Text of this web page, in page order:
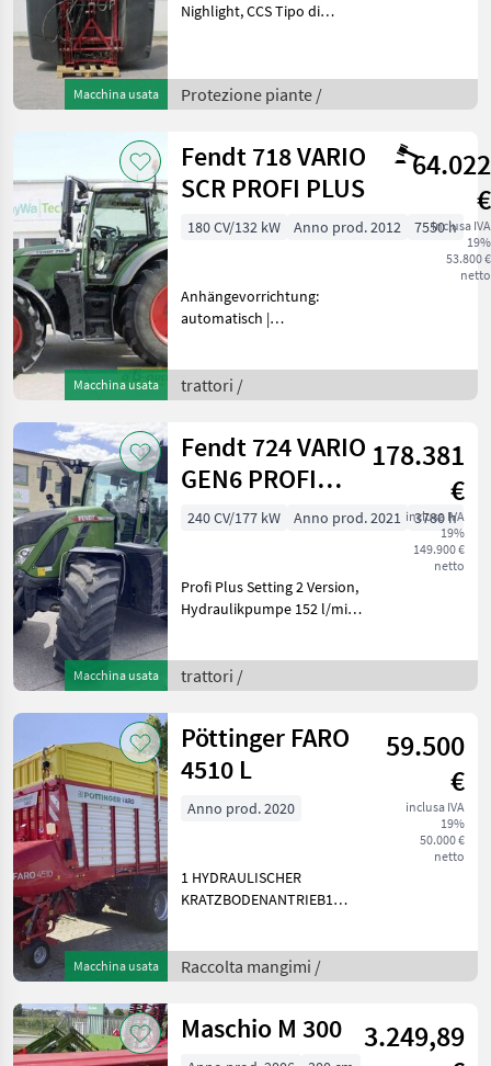
Macchina usata
Nighlight, CCS Tipo di
Polverizzatori
Protezione piante /
Macchina usata
Fendt 718 VARIO
SCR PROFI PLUS
64.022
€
inclusa IVA
19%
53.800 €
netto
180 CV/132 kW Anno prod. 2012 7550 h
Anhängevorrichtung:
automatisch |
Radio | Zusatzsteuergeräte:
| Kabinenfederung:
Version, Hydra
trattori /
Macchina usata
Fendt 724 VARIO
GEN6 PROFI
PLUS
178.381
€
inclusa IVA
19%
149.900 €
netto
240 CV/177 kW Anno prod. 2021 3780 h
Profi Plus Setting 2 Version,
Hydraulikpumpe 152 l/min,
Spurführung RTK Novatel,
Diese Maschine steht an
D
trattori /
Macchina usata
Pöttinger FARO
4510 L
59.500
€
inclusa IVA
19%
50.000 €
netto
Anno prod. 2020
1 HYDRAULISCHER
KRATZBODENANTRIEB1
40 KM/H1 DACHSEILE MIT
HECKPLANE1 EASY MOVE
ELEKTRONISCHE
Raccolta mangimi /
Maschio M 300
3.249,89